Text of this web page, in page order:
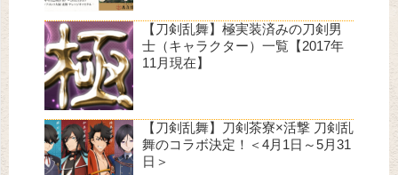
【刀剣乱舞】極実装済みの刀剣男
士（キャラクター）一覧【2017年
11月現在】
【刀剣乱舞】刀剣茶寮×活撃 刀剣乱
舞のコラボ決定！＜4月1日～5月31
日＞